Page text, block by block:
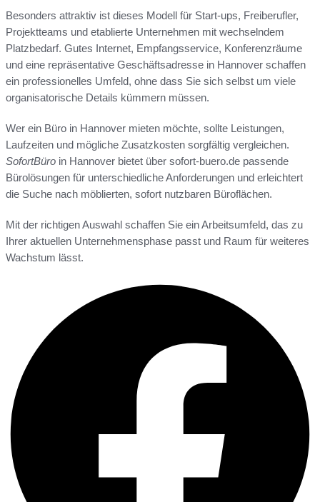
Besonders attraktiv ist dieses Modell für Start-ups, Freiberufler,
Projektteams und etablierte Unternehmen mit wechselndem
Platzbedarf. Gutes Internet, Empfangsservice, Konferenzräume
und eine repräsentative Geschäftsadresse in Hannover schaffen
ein professionelles Umfeld, ohne dass Sie sich selbst um viele
organisatorische Details kümmern müssen.
Wer ein Büro in Hannover mieten möchte, sollte Leistungen,
Laufzeiten und mögliche Zusatzkosten sorgfältig vergleichen.
SofortBüro in Hannover bietet über sofort-buero.de passende
Bürolösungen für unterschiedliche Anforderungen und erleichtert
die Suche nach möblierten, sofort nutzbaren Büroflächen.
Mit der richtigen Auswahl schaffen Sie ein Arbeitsumfeld, das zu
Ihrer aktuellen Unternehmensphase passt und Raum für weiteres
Wachstum lässt.